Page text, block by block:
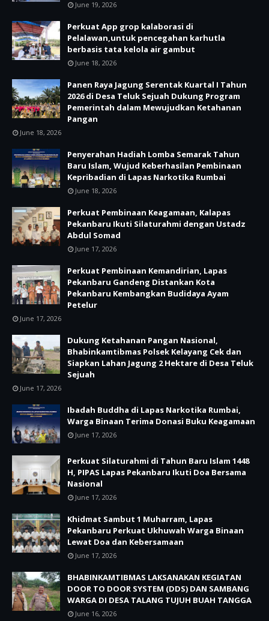
June 19, 2026
Perkuat App grop kalaborasi di
Pelalawan,untuk pencegahan karhutla
berbasis tata kelola air gambut
June 18, 2026
Panen Raya Jagung Serentak Kuartal I Tahun
2026 di Desa Teluk Sejuah Dukung Program
Pemerintah dalam Mewujudkan Ketahanan
Pangan
June 18, 2026
Penyerahan Hadiah Lomba Semarak Tahun
Baru Islam, Wujud Keberhasilan Pembinaan
Kepribadian di Lapas Narkotika Rumbai
June 18, 2026
Perkuat Pembinaan Keagamaan, Kalapas
Pekanbaru Ikuti Silaturahmi dengan Ustadz
Abdul Somad
June 17, 2026
Perkuat Pembinaan Kemandirian, Lapas
Pekanbaru Gandeng Distankan Kota
Pekanbaru Kembangkan Budidaya Ayam
Petelur
June 17, 2026
Dukung Ketahanan Pangan Nasional,
Bhabinkamtibmas Polsek Kelayang Cek dan
Siapkan Lahan Jagung 2 Hektare di Desa Teluk
Sejuah
June 17, 2026
Ibadah Buddha di Lapas Narkotika Rumbai,
Warga Binaan Terima Donasi Buku Keagamaan
June 17, 2026
Perkuat Silaturahmi di Tahun Baru Islam 1448
H, PIPAS Lapas Pekanbaru Ikuti Doa Bersama
Nasional
June 17, 2026
Khidmat Sambut 1 Muharram, Lapas
Pekanbaru Perkuat Ukhuwah Warga Binaan
Lewat Doa dan Kebersamaan
June 17, 2026
BHABINKAMTIBMAS LAKSANAKAN KEGIATAN
DOOR TO DOOR SYSTEM (DDS) DAN SAMBANG
WARGA DI DESA TALANG TUJUH BUAH TANGGA
June 16, 2026